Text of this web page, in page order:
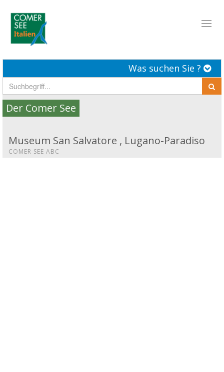
Was suchen Sie ?
Der Comer See
Museum San Salvatore , Lugano-Paradiso
COMER SEE ABC